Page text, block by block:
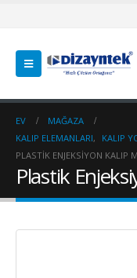
EV
MAĞAZA
KALIP ELEMANLARI,
KALIP
PLASTIK ENJEKSIYON KALIP
Plastik